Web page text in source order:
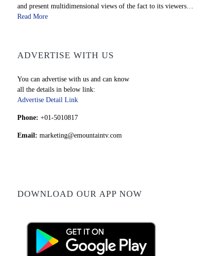
and present multidimensional views of the fact to its viewers…
Read More
ADVERTISE WITH US
You can advertise with us and can know
all the details in below link:
Advertise Detail Link
Phone: +01-5010817
Email: marketing@emountaintv.com
DOWNLOAD OUR APP NOW